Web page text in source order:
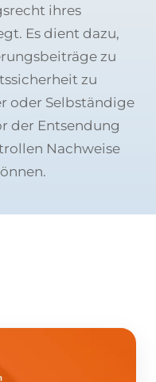
ihres
Es dient dazu,
zu
zu
oder Selbständige
der Entsendung
Nachweise